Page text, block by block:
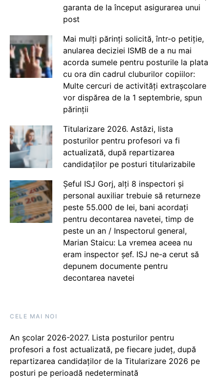
garanta de la început asigurarea unui
post
Mai mulți părinți solicită, într-o petiție,
anularea deciziei ISMB de a nu mai
acorda sumele pentru posturile la plata
cu ora din cadrul cluburilor copiilor:
Multe cercuri de activități extrașcolare
vor dispărea de la 1 septembrie, spun
părinții
Titularizare 2026. Astăzi, lista
posturilor pentru profesori va fi
actualizată, după repartizarea
candidaților pe posturi titularizabile
Șeful ISJ Gorj, alți 8 inspectori și
personal auxiliar trebuie să returneze
peste 55.000 de lei, bani acordați
pentru decontarea navetei, timp de
peste un an / Inspectorul general,
Marian Staicu: La vremea aceea nu
eram inspector șef. ISJ ne-a cerut să
depunem documente pentru
decontarea navetei
CELE MAI NOI
An școlar 2026-2027. Lista posturilor pentru
profesori a fost actualizată, pe fiecare județ, după
repartizarea candidaților de la Titularizare 2026 pe
posturi pe perioadă nedeterminată